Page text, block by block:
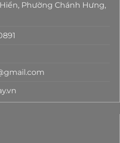
Phường Chánh Hưng,